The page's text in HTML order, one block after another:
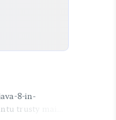
8-in-
trusty main"